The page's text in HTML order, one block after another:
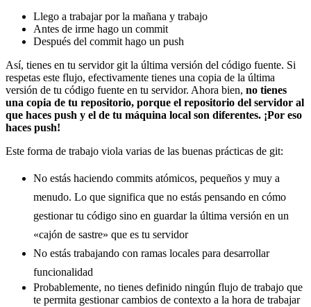
Llego a trabajar por la mañana y trabajo
Antes de irme hago un commit
Después del commit hago un push
Así, tienes en tu servidor git la última versión del código fuente. Si
respetas este flujo, efectivamente tienes una copia de la última
versión de tu código fuente en tu servidor. Ahora bien, no tienes
una copia de tu repositorio, porque el repositorio del servidor al
que haces push y el de tu máquina local son diferentes. ¡Por eso
haces push!
Este forma de trabajo viola varias de las buenas prácticas de git:
No estás haciendo commits atómicos, pequeños y muy a
menudo. Lo que significa que no estás pensando en cómo
gestionar tu código sino en guardar la última versión en un
«cajón de sastre» que es tu servidor
No estás trabajando con ramas locales para desarrollar
funcionalidad
Probablemente, no tienes definido ningún flujo de trabajo que
te permita gestionar cambios de contexto a la hora de trabajar